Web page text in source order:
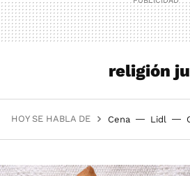
religión
HOY SE HABLA DE Cena Lidl